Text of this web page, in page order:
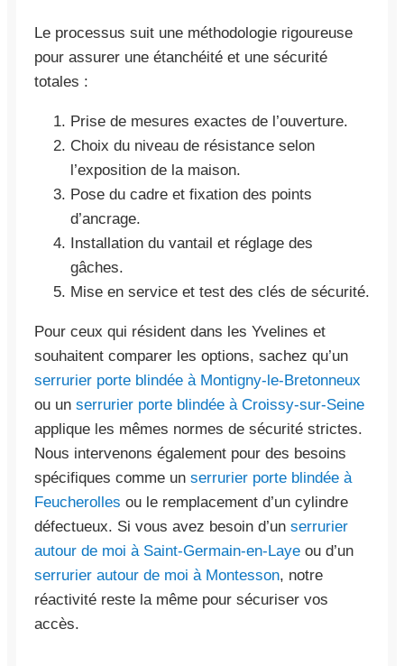
Le processus suit une méthodologie rigoureuse
pour assurer une étanchéité et une sécurité
totales :
Prise de mesures exactes de l’ouverture.
Choix du niveau de résistance selon
l’exposition de la maison.
Pose du cadre et fixation des points
d’ancrage.
Installation du vantail et réglage des
gâches.
Mise en service et test des clés de sécurité.
Pour ceux qui résident dans les Yvelines et
souhaitent comparer les options, sachez qu’un
serrurier porte blindée à Montigny-le-Bretonneux
ou un serrurier porte blindée à Croissy-sur-Seine
applique les mêmes normes de sécurité strictes.
Nous intervenons également pour des besoins
spécifiques comme un serrurier porte blindée à
Feucherolles ou le remplacement d’un cylindre
défectueux. Si vous avez besoin d’un serrurier
autour de moi à Saint-Germain-en-Laye ou d’un
serrurier autour de moi à Montesson, notre
réactivité reste la même pour sécuriser vos
accès.